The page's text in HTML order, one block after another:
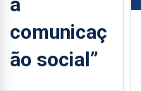
comunicaç
ão social”